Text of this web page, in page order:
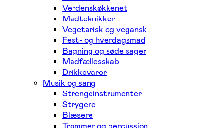
Verdenskøkkenet
Madteknikker
Vegetarisk og vegansk
Fest- og hverdagsmad
Bagning og søde sager
Madfællesskab
Drikkevarer
Musik og sang
Strengeinstrumenter
Strygere
Blæsere
Trommer og percussion